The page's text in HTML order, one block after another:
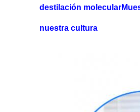
destilación molecular
nuestra cultura